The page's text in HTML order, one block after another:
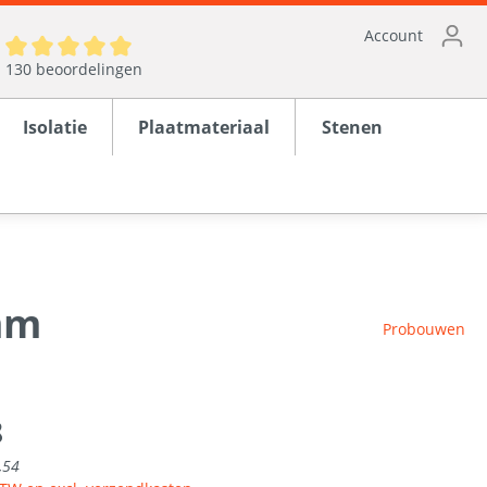
130 beoordelingen
Account
Isolatie Plaatmateriaal Stenen
Probouwen